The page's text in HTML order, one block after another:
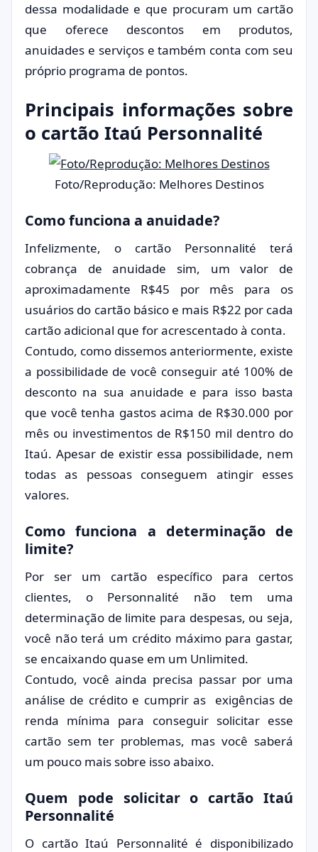
dessa modalidade e que procuram um cartão
que oferece descontos em produtos,
anuidades e serviços e também conta com seu
próprio programa de pontos.
Principais informações sobre
o cartão Itaú Personnalité
Foto/Reprodução: Melhores Destinos
Como funciona a anuidade?
Infelizmente, o cartão Personnalité terá
cobrança de anuidade sim, um valor de
aproximadamente R$45 por mês para os
usuários do cartão básico e mais R$22 por cada
cartão adicional que for acrescentado à conta.
Contudo, como dissemos anteriormente, existe
a possibilidade de você conseguir até 100% de
desconto na sua anuidade e para isso basta
que você tenha gastos acima de R$30.000 por
mês ou investimentos de R$150 mil dentro do
Itaú. Apesar de existir essa possibilidade, nem
todas as pessoas conseguem atingir esses
valores.
Como funciona a determinação de
limite?
Por ser um cartão específico para certos
clientes, o Personnalité não tem uma
determinação de limite para despesas, ou seja,
você não terá um crédito máximo para gastar,
se encaixando quase em um Unlimited.
Contudo, você ainda precisa passar por uma
análise de crédito e cumprir as exigências de
renda mínima para conseguir solicitar esse
cartão sem ter problemas, mas você saberá
um pouco mais sobre isso abaixo.
Quem pode solicitar o cartão Itaú
Personnalité
O cartão Itaú Personnalité é disponibilizado